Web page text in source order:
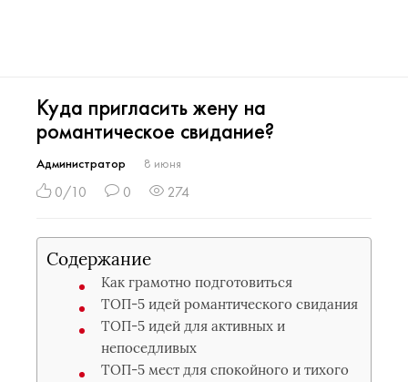
Куда пригласить жену на
романтическое свидание?
Администратор 8 июня
0/10 0 274
Содержание
Как грамотно подготовиться
ТОП-5 идей романтического свидания
ТОП-5 идей для активных и
непоседливых
ТОП-5 мест для спокойного и тихого